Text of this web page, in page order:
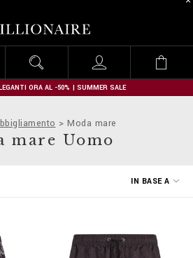
l
l
o
n
r
e
ORA AL -50% | SUMMER SALE
Moda mare
mare Uomo
IN BASE A